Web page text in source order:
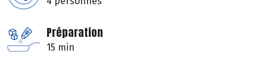
Préparation
15 min